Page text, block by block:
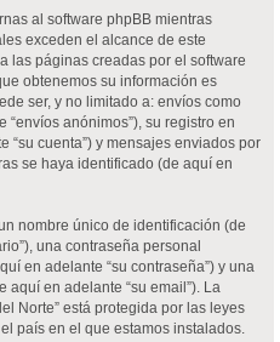
al software phpBB mientras
exceden el alcance de este
las páginas creadas por el software
obtenemos su información es
ser, y no limitado a: envíos como
anónimos”), su registro en
“su cuenta”) y mensajes enviados por
se haya identificado (de aquí en
nombre único de identificación (de
una contraseña personal
en adelante “su contraseña”) y una
en adelante “su email”). La
Norte” está protegida por las leyes
país en el que estamos instalados.